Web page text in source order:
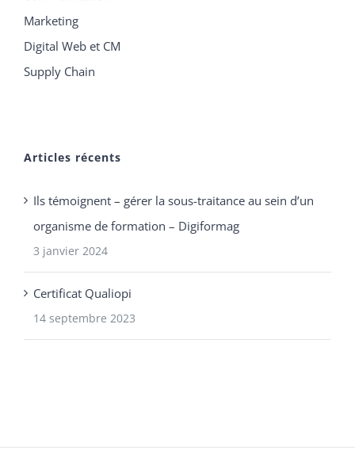
Marketing
Digital Web et CM
Supply Chain
Articles récents
Ils témoignent – gérer la sous-traitance au sein d’un
organisme de formation – Digiformag
3 janvier 2024
Certificat Qualiopi
14 septembre 2023